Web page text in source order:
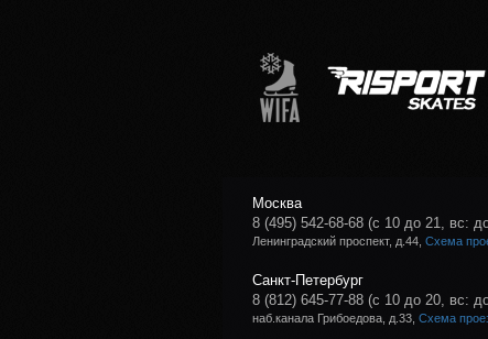
Москва
8 (495) 542-68-68 (с 10 до 21, вс:
Ленинградский проспект, д.44, Схема
Санкт-Петербург
8 (812) 645-77-88 (с 10 до 20, вс:
наб.канала Грибоедова, д.33, Схема